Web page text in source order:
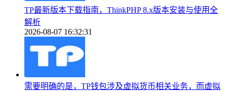
TP最新版本下载指南，ThinkPHP 8.x版本安装与使用全
解析
2026-08-07 16:32:31
需要明确的是，TP钱包涉及虚拟货币相关业务，而虚拟